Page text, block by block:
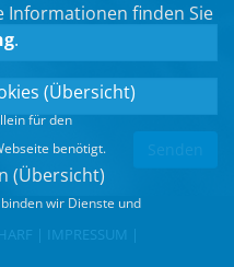
| IMPRESSUM
Informationen finden Sie
.
(Übersicht)
für den
benötigt.
(Übersicht)
wir Dienste und